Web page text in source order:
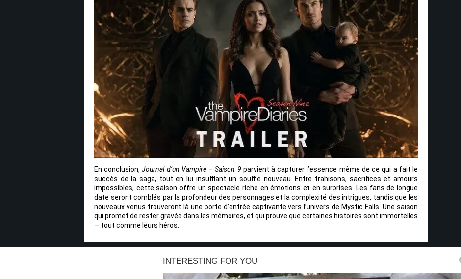
En conclusion,Journal d’un Vampire – Saison 9 parvient à capturer l’essence même de ce qui a fait le
succès de la saga, tout en lui insufflant un souffle nouveau. Entre trahisons, sacrifices et amours
impossibles, cette saison offre un spectacle riche en émotions et en surprises. Les fans de longue
date seront comblés par la profondeur des personnages et la complexité des intrigues, tandis que les
nouveaux venus trouveront là une porte d’entrée captivante vers l’univers de Mystic Falls. Une saison
qui promet de rester gravée dans les mémoires, et qui prouve que certaines histoires sont immortelles
— tout comme leurs héros.